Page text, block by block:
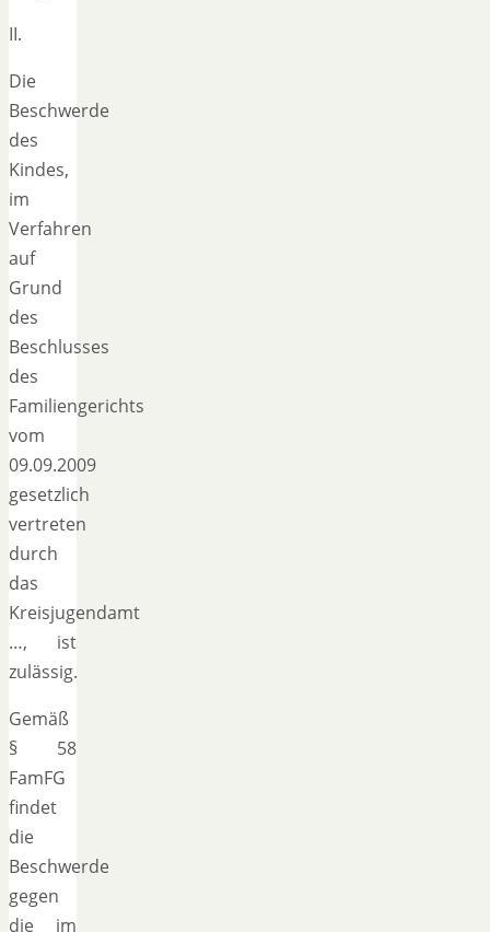
II.
Die
Beschwerde
des
Kindes,
im
Verfahren
auf
Grund
des
Beschlusses
des
Familiengerichts
vom
09.09.2009
gesetzlich
vertreten
durch
das
Kreisjugendamt
…, ist
zulässig.
Gemäß
§ 58
FamFG
findet
die
Beschwerde
gegen
die im